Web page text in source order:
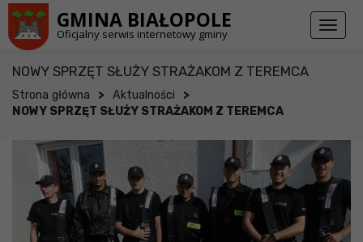
GMINA BIAŁOPOLE
Oficjalny serwis internetowy gminy
Toggle
NOWY SPRZĘT SŁUŻY STRAŻAKOM Z TEREMCA
Strona główna > Aktualności >
NOWY SPRZĘT SŁUŻY STRAŻAKOM Z TEREMCA